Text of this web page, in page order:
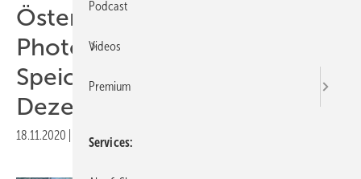
Österreich: Digitale
Photovoltaik- und
Speichertagung findet im
Dezember statt
18.11.2020 Druckvorschau
Podcast
Videos
Premium
Services